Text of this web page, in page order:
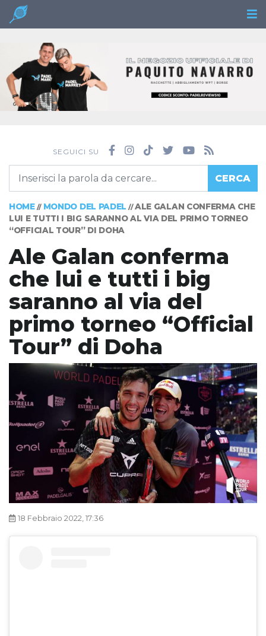
SEGUICI SU
CERCA
HOME// MONDO DEL PADEL //ALE GALAN CONFERMA CHE
LUI E TUTTI I BIG SARANNO AL VIA DEL PRIMO TORNEO
“OFFICIAL TOUR” DI DOHA
Ale Galan conferma
che lui e tutti i big
saranno al via del
primo torneo “Official
Tour” di Doha
18 Febbraio 2022, 17:36